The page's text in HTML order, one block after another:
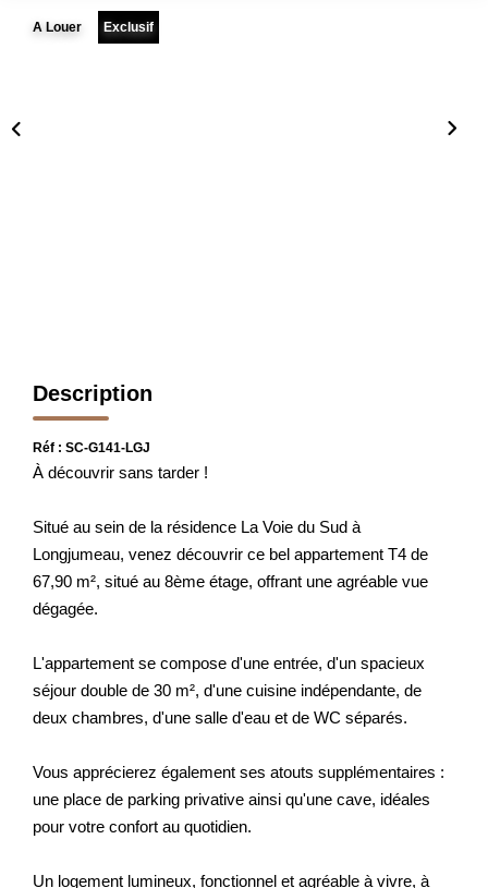
A Louer Exclusif
Description
Réf : SC-G141-LGJ
À découvrir sans tarder !
Situé au sein de la résidence La Voie du Sud à
Longjumeau, venez découvrir ce bel appartement T4 de
67,90 m², situé au 8ème étage, offrant une agréable vue
dégagée.
L'appartement se compose d'une entrée, d'un spacieux
séjour double de 30 m², d'une cuisine indépendante, de
deux chambres, d'une salle d'eau et de WC séparés.
Vous apprécierez également ses atouts supplémentaires :
une place de parking privative ainsi qu'une cave, idéales
pour votre confort au quotidien.
Un logement lumineux, fonctionnel et agréable à vivre, à